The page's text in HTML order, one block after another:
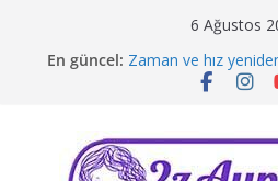
6 Ağustos
En güncel: Zaman ve hız
Borusan Next
Tatil rotasında test